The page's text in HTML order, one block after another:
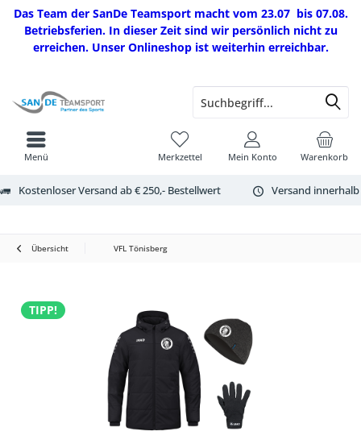
Das Team der SanDe Teamsport macht vom 23.07 bis 07.08.
Betriebsferien. In dieser Zeit sind wir persönlich nicht zu
erreichen. Unser Onlineshop ist weiterhin erreichbar.
Kostenloser Versand ab € 250,- Bestellwert Versand
Warenkorb
Merkzettel Mein Konto
Menü
Übersicht VFL Tönisberg
TIPP!